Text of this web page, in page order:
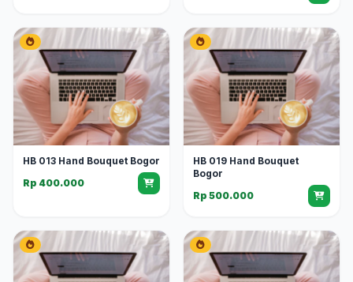
HB 013 Hand Bouquet Bogor
Rp 400.000
HB 019 Hand Bouquet
Bogor
Rp 500.000